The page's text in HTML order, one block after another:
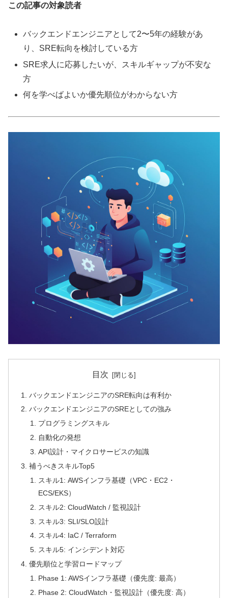
この記事の対象読者
バックエンドエンジニアとして2〜5年の経験があ
り、SRE転向を検討している方
SRE求人に応募したいが、スキルギャップが不安な
方
何を学べばよいか優先順位がわからない方
目次
バックエンドエンジニアのSRE転向は有利か
バックエンドエンジニアのSREとしての強み
プログラミングスキル
自動化の発想
API設計・マイクロサービスの知識
補うべきスキルTop5
スキル1: AWSインフラ基礎（VPC・EC2・
ECS/EKS）
スキル2: CloudWatch / 監視設計
スキル3: SLI/SLO設計
スキル4: IaC / Terraform
スキル5: インシデント対応
優先順位と学習ロードマップ
Phase 1: AWSインフラ基礎（優先度: 最高）
Phase 2: CloudWatch・監視設計（優先度: 高）